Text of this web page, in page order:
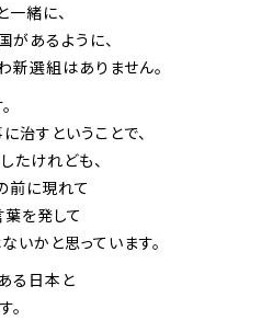
一緒に、
があるように、
新選組はありません。
治すということで、
たけれども、
前に現れて
葉を発して
いかと思っています。
る日本と
。